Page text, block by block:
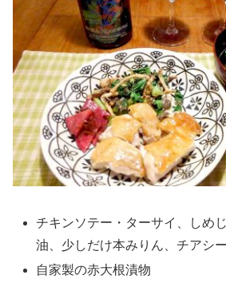
チキンソテー・ターサイ、しめ
油、少しだけ本みりん、チアシ
自家製の赤大根漬物